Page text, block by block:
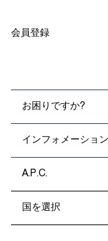
会員登録
お困りですか?
インフォメーション
A.P.C.
国を選択